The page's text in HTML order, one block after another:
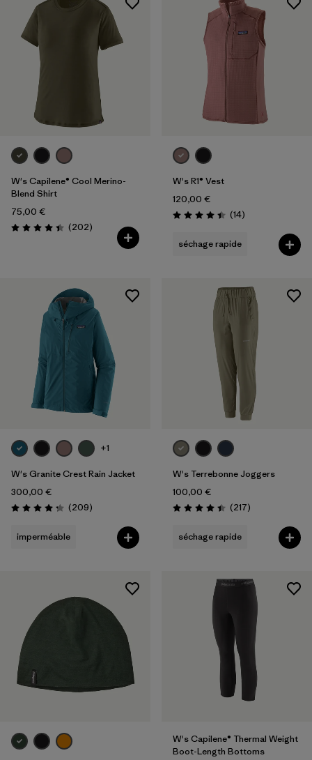
W's Capilene® Cool Merino-
Blend Shirt
75,00 €
Évaluation: 4.4 / 5
(202Avis
)
W's R1® Vest
120,00 €
Évaluation: 4.4 / 5
(14Avis
)
séchage rapide
+1
W's Granite Crest Rain Jacket
300,00 €
Évaluation: 4.3 / 5
(209Avis
)
imperméable
W's Terrebonne Joggers
100,00 €
Évaluation: 4.4 / 5
(217Avis
)
séchage rapide
W's Capilene® Thermal Weight
Boot-Length Bottoms